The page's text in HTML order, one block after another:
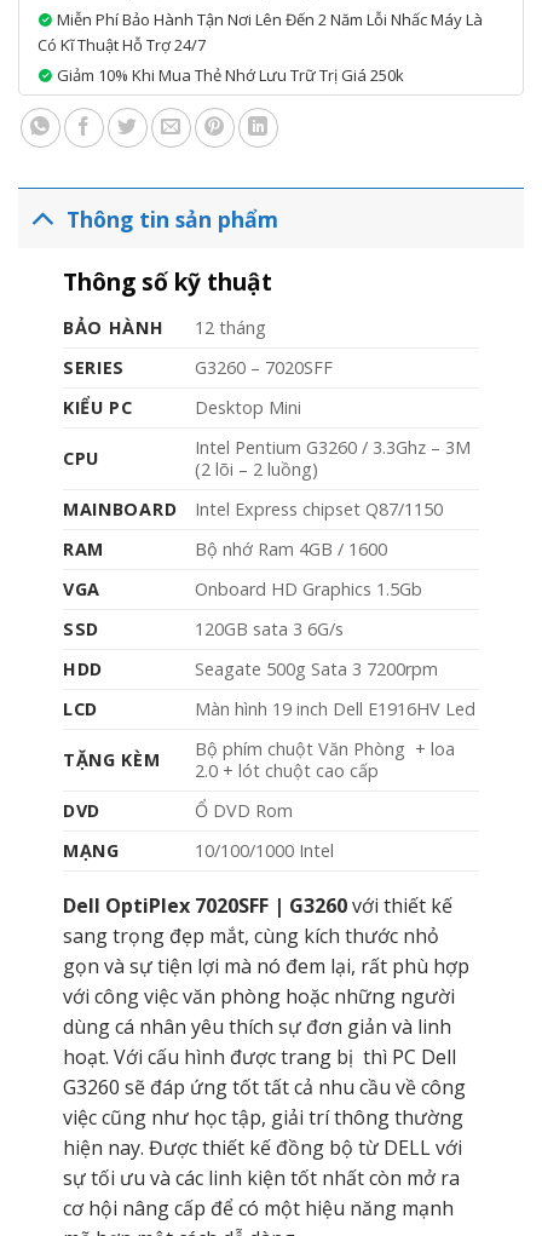
Miễn Phí Bảo Hành Tận Nơi Lên Đến 2 Năm Lỗi Nhấc Máy Là
Có Kĩ Thuật Hỗ Trợ 24/7
Giảm 10% Khi Mua Thẻ Nhớ Lưu Trữ Trị Giá 250k
Thông tin sản phẩm
Thông số kỹ thuật
BẢO HÀNH
12 tháng
SERIES
G3260 – 7020SFF
KIỂU PC
Desktop Mini
CPU
Intel Pentium G3260 / 3.3Ghz – 3M
(2 lõi – 2 luồng)
MAINBOARD
Intel Express chipset Q87/1150
RAM
Bộ nhớ Ram 4GB / 1600
VGA
Onboard HD Graphics 1.5Gb
SSD
120GB sata 3 6G/s
HDD
Seagate 500g Sata 3 7200rpm
LCD
Màn hình 19 inch Dell E1916HV Led
TẶNG KÈM
Bộ phím chuột Văn Phòng + loa
2.0 + lót chuột cao cấp
DVD
Ổ DVD Rom
MẠNG
10/100/1000 Intel
Dell OptiPlex 7020SFF | G3260với thiết kế
sang trọng đẹp mắt, cùng kích thước nhỏ
gọn và sự tiện lợi mà nó đem lại, rất phù hợp
với công việc văn phòng hoặc những người
dùng cá nhân yêu thích sự đơn giản và linh
hoạt. Với cấu hình được trang bị thì PC Dell
G3260 sẽ đáp ứng tốt tất cả nhu cầu về công
việc cũng như học tập, giải trí thông thường
hiện nay. Được thiết kế đồng bộ từ DELL với
sự tối ưu và các linh kiện tốt nhất còn mở ra
cơ hội nâng cấp để có một hiệu năng mạnh